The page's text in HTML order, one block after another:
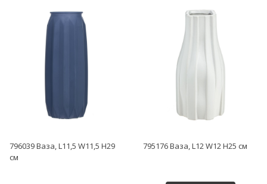
796039 Ваза, L11,5 W11,5 H29
см
795176 Ваза, L12 W12 H25 см